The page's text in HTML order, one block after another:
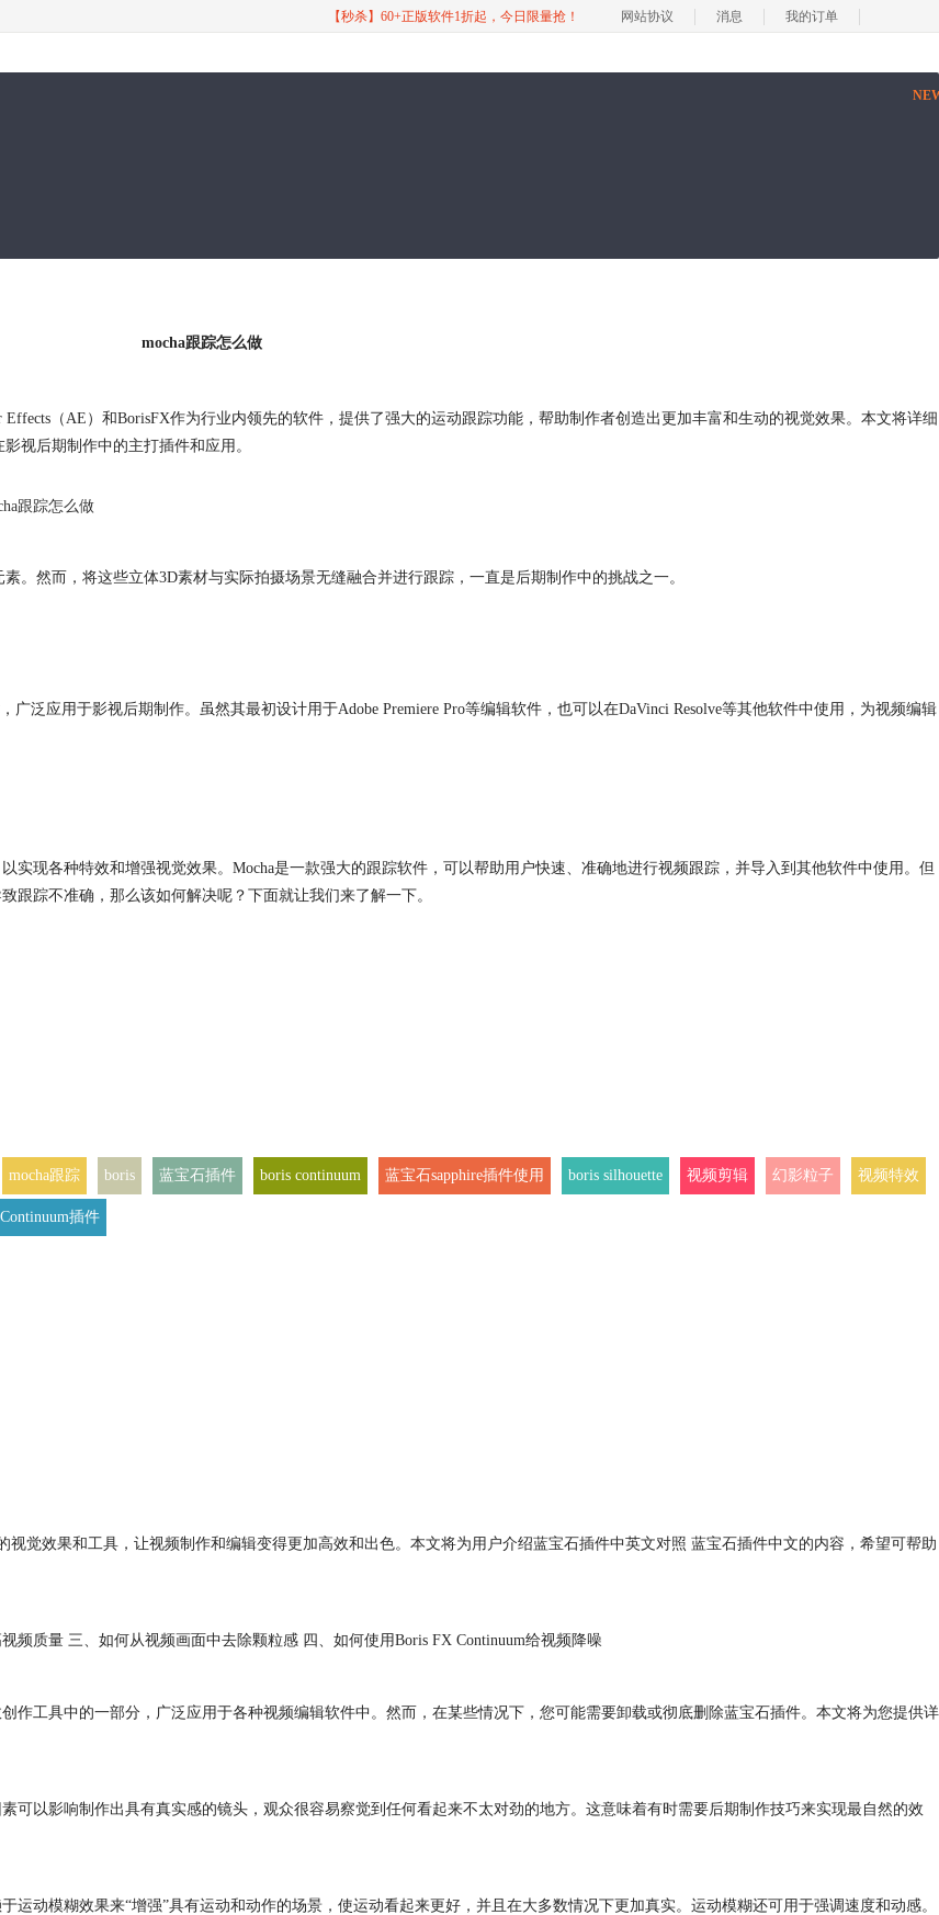
【秒杀】60+正版软件1折起，今日限量抢！ 网站协议 消息 我的订单
mocha跟踪怎么做
（AE）和BorisFX作为行业内领先的软件，提供了强大的运动跟踪功能，帮助制作者创造出更加丰富和生动的视觉效果。本文将详细
视后期制作中的主打插件和应用。
跟踪怎么做
。然而，将这些立体3D素材与实际拍摄场景无缝融合并进行跟踪，一直是后期制作中的挑战之一。
泛应用于影视后期制作。虽然其最初设计用于Adobe Premiere Pro等编辑软件，也可以在DaVinci Resolve等其他软件中使用，为视频编辑
现各种特效和增强视觉效果。Mocha是一款强大的跟踪软件，可以帮助用户快速、准确地进行视频跟踪，并导入到其他软件中使用。但
跟踪不准确，那么该如何解决呢？下面就让我们来了解一下。
mocha跟踪 boris 蓝宝石插件 boris continuum 蓝宝石sapphire插件使用 boris silhouette 视频剪辑 幻影粒子 视频特效
Continuum插件
觉效果和工具，让视频制作和编辑变得更加高效和出色。本文将为用户介绍蓝宝石插件中英文对照 蓝宝石插件中文的内容，希望可帮助
质量 三、如何从视频画面中去除颗粒感 四、如何使用Boris FX Continuum给视频降噪
作工具中的一部分，广泛应用于各种视频编辑软件中。然而，在某些情况下，您可能需要卸载或彻底删除蓝宝石插件。本文将为您提供详
可以影响制作出具有真实感的镜头，观众很容易察觉到任何看起来不太对劲的地方。这意味着有时需要后期制作技巧来实现最自然的效
动模糊效果来“增强”具有运动和动作的场景，使运动看起来更好，并且在大多数情况下更加真实。运动模糊还可用于强调速度和动感。